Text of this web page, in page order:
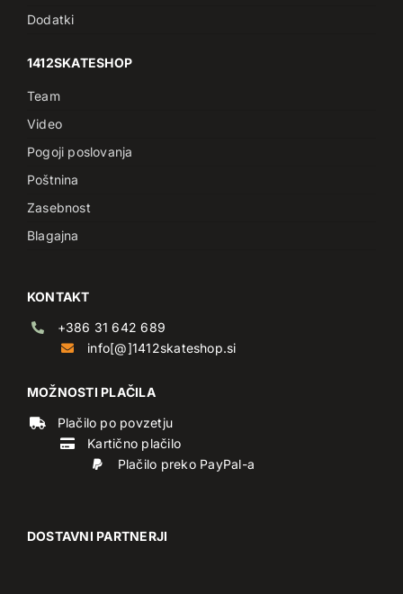
Dodatki
1412SKATESHOP
Team
Video
Pogoji poslovanja
Poštnina
Zasebnost
Blagajna
KONTAKT
+386 31 642 689
info[@]1412skateshop.si
MOŽNOSTI PLAČILA
Plačilo po povzetju
Kartično plačilo
Plačilo preko PayPal-a
DOSTAVNI PARTNERJI